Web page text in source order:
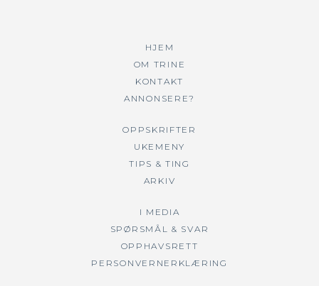
HJEM
OM TRINE
KONTAKT
ANNONSERE?
OPPSKRIFTER
UKEMENY
TIPS & TING
ARKIV
I MEDIA
SPØRSMÅL & SVAR
OPPHAVSRETT
PERSONVERNERKLÆRING